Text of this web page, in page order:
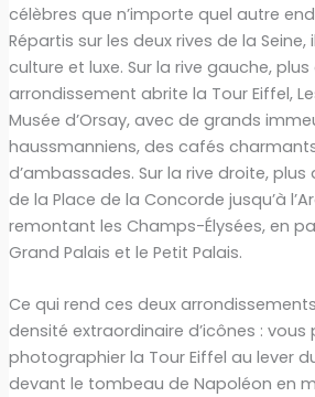
célèbres que n’importe quel autre
Répartis sur les deux rives de la
culture et luxe. Sur la rive gauche,
arrondissement abrite la Tour Eiffel,
Musée d’Orsay, avec de grands
haussmanniens, des cafés
d’ambassades. Sur la rive droite, plus
de la Place de la Concorde jusqu’à
remontant les Champs-Élysées, en
Grand Palais et le Petit Palais.
Ce qui rend ces deux
densité extraordinaire d’icônes : vous
photographier la Tour Eiffel au lever
devant le tombeau de Napoléon en